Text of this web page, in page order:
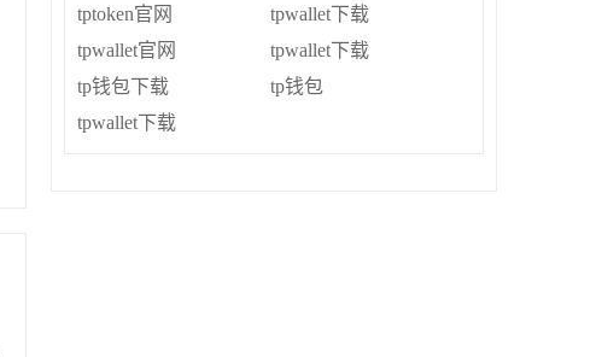
tptoken官网
tpwallet下载
tpwallet官网
tpwallet下载
tp钱包下载
tp钱包
tpwallet下载